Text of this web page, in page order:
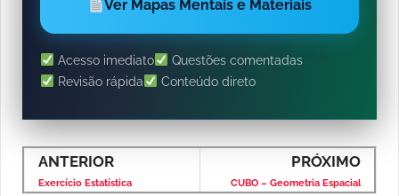
Ver Mapas Mentais e Materiais
Acesso imediato
Questões comentadas
Revisão rápida
Conteúdo direto
ANTERIOR
Exercício Estatística
PRÓXIMO
CUBO – Geometria Espacial